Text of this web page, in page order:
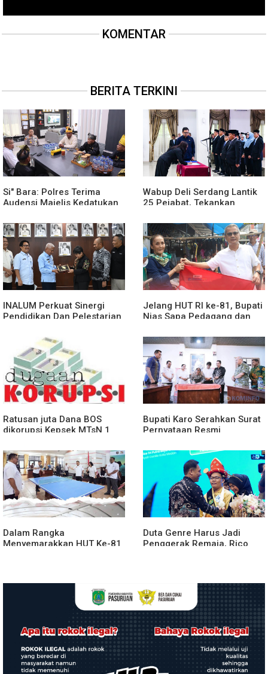
KOMENTAR
BERITA TERKINI
Si" Bara: Polres Terima
Audensi Majelis Kedatukan
Wabup Deli Serdang Lantik
25 Pejabat, Tekankan
Cepat dan Humanis
INALUM Perkuat Sinergi
Pendidikan Dan Pelestarian
PemprovSu
Jelang HUT RI ke-81, Bupati
Nias Sapa Pedagang dan
Putih
Ratusan juta Dana BOS
dikorupsi.Kepsek MTsN 1
Bupati Karo Serahkan Surat
Pernyataan Resmi
Kabanjahe
Dalam Rangka
Menyemarakkan HUT Ke-81
Duta Genre Harus Jadi
Penggerak Remaja, Rico